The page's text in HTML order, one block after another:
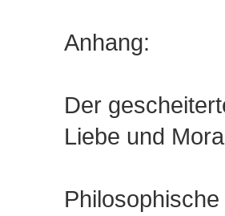
Anhang:
Der
Liebe und